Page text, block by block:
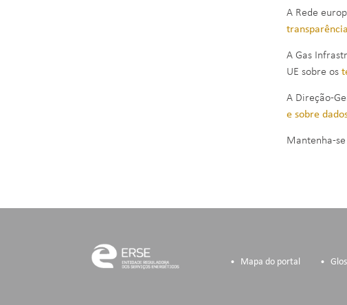
A Rede
transparência
A Gas
UE sobre os
A Direção-
e sobre
Mantenha-
Mapa do portal